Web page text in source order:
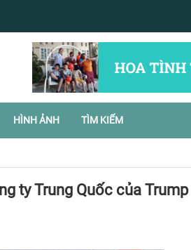
HÌNH ẢNH TÌM KIẾM
ty Trung Quốc của Trump